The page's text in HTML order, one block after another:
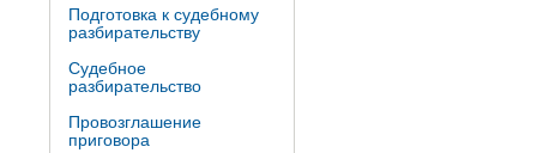
Подготовка к судебному
разбирательству
Судебное
разбирательство
Провозглашение
приговора